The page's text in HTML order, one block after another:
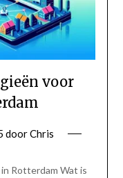
voor
doorChris
Rotterdam Wat is